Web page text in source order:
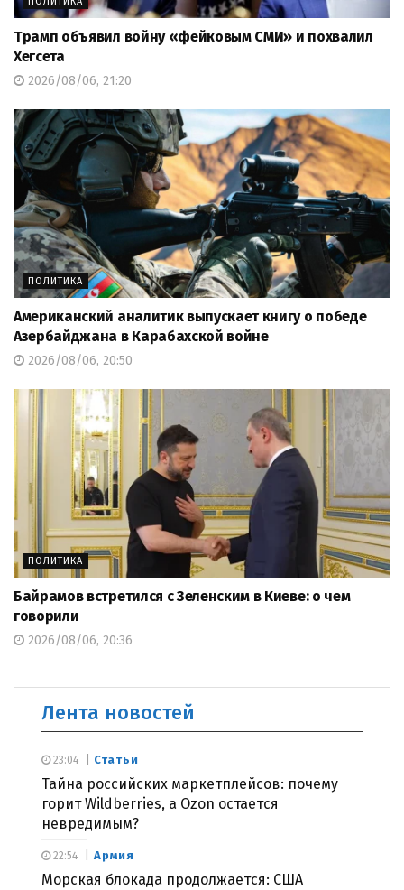
Трамп объявил войну «фейковым СМИ» и похвалил
Хегсета
2026/08/06, 21:20
ПОЛИТИКА
Американский аналитик выпускает книгу о победе
Азербайджана в Карабахской войне
2026/08/06, 20:50
ПОЛИТИКА
Байрамов встретился с Зеленским в Киеве: о чем
говорили
2026/08/06, 20:36
Лента новостей
Статьи
Тайна российских маркетплейсов: почему
горит Wildberries, а Ozon остается
невредимым?
23:04
Армия
Морская блокада продолжается: США
22:54